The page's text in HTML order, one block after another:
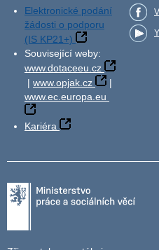
Elektronické podání
žádosti o podporu
(IS KP21+)
Související weby:
www.dotaceeu.cz
| www.opjak.cz
|
www.ec.europa.eu
Kariéra